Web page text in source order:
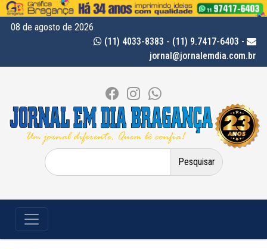
08 de agosto de 2026
(11) 4033-8383 - (11) 9.7417-6403 -
jornal@jornalemdia.com.br
Pesquisar
por: